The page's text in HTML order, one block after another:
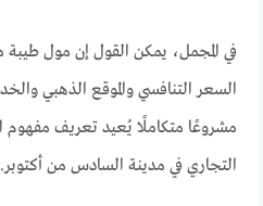
في المجمل، يمكن القول إن مول طيبة
السعر التنافسي والموقع الذهبي
مشروعًا متكاملًا يُعيد تعريف مفهوم
التجاري في مدينة السادس من أكتوبر.